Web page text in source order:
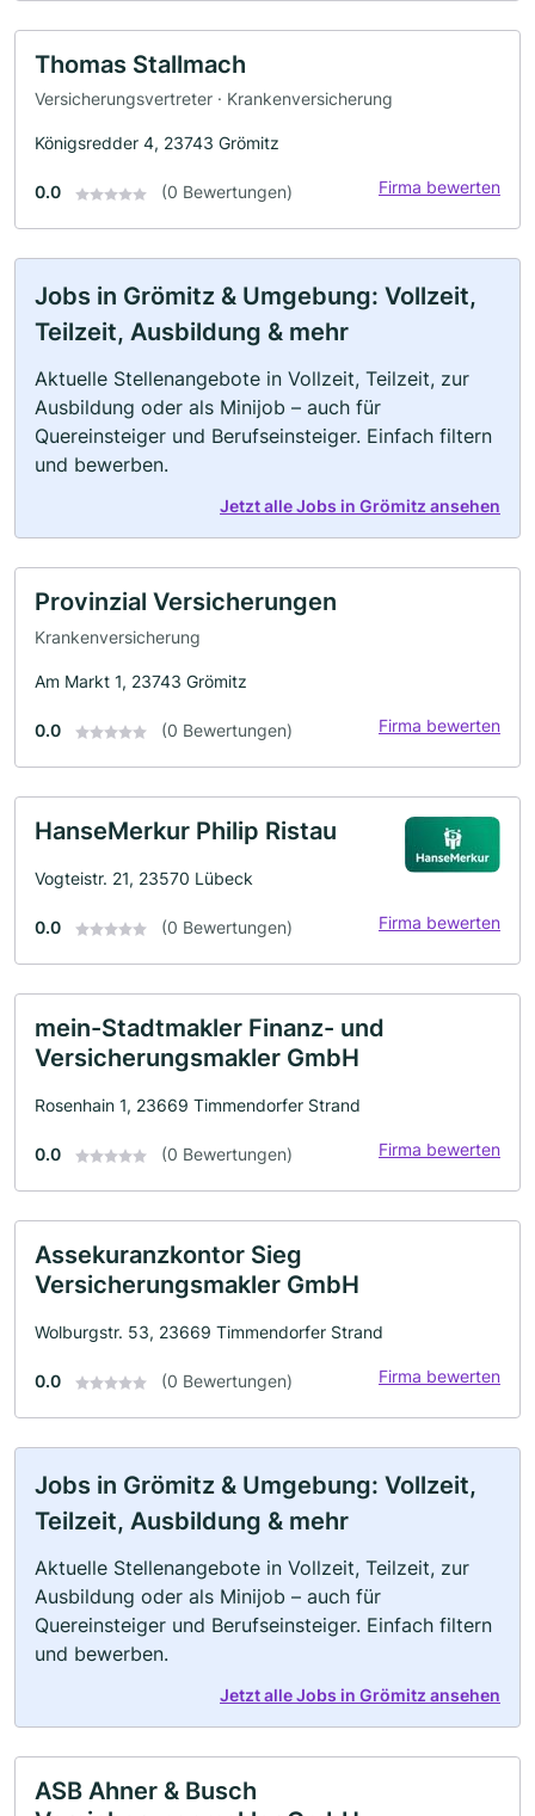
Thomas Stallmach
Versicherungsvertreter · Krankenversicherung
Königsredder 4, 23743 Grömitz
0.0 (0 Bewertungen) Firma bewerten
Jobs in Grömitz & Umgebung: Vollzeit,
Teilzeit, Ausbildung & mehr
Aktuelle Stellenangebote in Vollzeit, Teilzeit, zur
Ausbildung oder als Minijob – auch für
Quereinsteiger und Berufseinsteiger. Einfach filtern
und bewerben.
Jetzt alle Jobs in Grömitz ansehen
Provinzial Versicherungen
Krankenversicherung
Am Markt 1, 23743 Grömitz
0.0 (0 Bewertungen) Firma bewerten
HanseMerkur Philip Ristau
Vogteistr. 21, 23570 Lübeck
0.0 (0 Bewertungen) Firma bewerten
mein-Stadtmakler Finanz- und
Versicherungsmakler GmbH
Rosenhain 1, 23669 Timmendorfer Strand
0.0 (0 Bewertungen) Firma bewerten
Assekuranzkontor Sieg
Versicherungsmakler GmbH
Wolburgstr. 53, 23669 Timmendorfer Strand
0.0 (0 Bewertungen) Firma bewerten
Jobs in Grömitz & Umgebung: Vollzeit,
Teilzeit, Ausbildung & mehr
Aktuelle Stellenangebote in Vollzeit, Teilzeit, zur
Ausbildung oder als Minijob – auch für
Quereinsteiger und Berufseinsteiger. Einfach filtern
und bewerben.
Jetzt alle Jobs in Grömitz ansehen
ASB Ahner & Busch